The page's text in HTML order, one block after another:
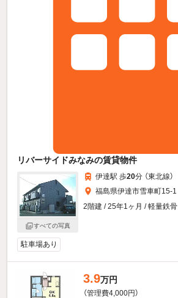
リバーサイドみなみの賃貸物件
すべての写真
伊達駅 歩20分 （東北線）
福島県伊達市雪車町15-1
2階建 / 25年1ヶ月 / 軽量鉄骨
駐車場あり
3.9万円
（管理費4,000円）